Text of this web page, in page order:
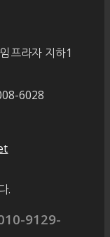
프라자 지하1
6028
.
9129-